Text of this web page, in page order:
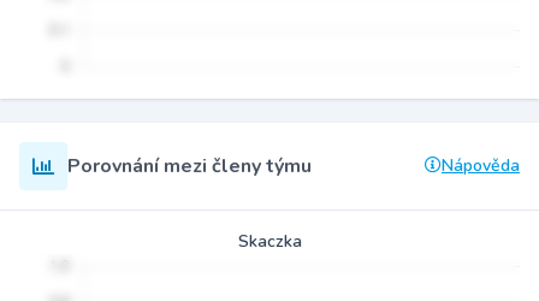
Porovnání mezi členy týmu Nápověda
Skaczka